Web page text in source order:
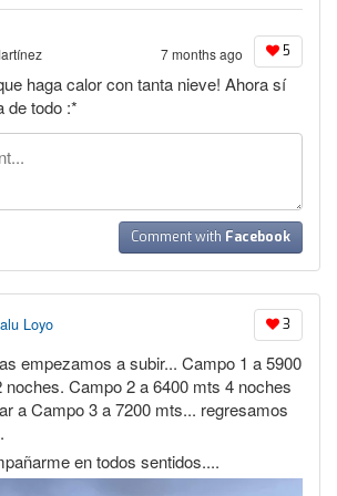
5
7 months ago
haga calor con tanta nieve! Ahora sí
de todo :*
Comment with Facebook
Loyo 3
empezamos a subir... Campo 1 a 5900
Campo 2 a 6400 mts 4 noches
a Campo 3 a 7200 mts... regresamos
en todos sentidos....